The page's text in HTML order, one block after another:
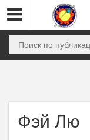
Фэй Лю